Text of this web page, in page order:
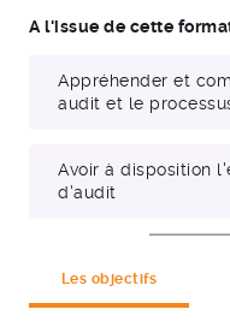
A l'issue de cette
Appréhender et
audit et le
Avoir à disposition
d'audit
Les objectifs